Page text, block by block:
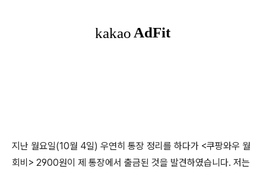
지난 월요일(10월 4일) 우연히 통장 정리를 하다가 <쿠팡와우 월
회비> 2900원이 제 통장에서 출금된 것을 발견하였습니다. 저는